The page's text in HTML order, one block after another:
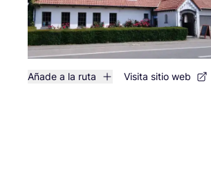
Añade a la ruta Visita sitio web